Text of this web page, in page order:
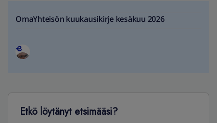
OmaYhteisön kuukausikirje kesäkuu 2026
Etkö löytänyt etsimääsi?